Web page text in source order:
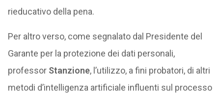
rieducativo della pena.
Per altro verso, come segnalato dal Presidente del
Garante per la protezione dei dati personali,
professor Stanzione, l’utilizzo, a fini probatori, di altri
metodi d’intelligenza artificiale influenti sul processo